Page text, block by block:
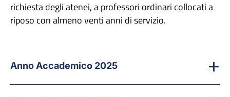
richiesta degli atenei, a professori ordinari collocati a
riposo con almeno venti anni di servizio.
Anno Accademico 2025